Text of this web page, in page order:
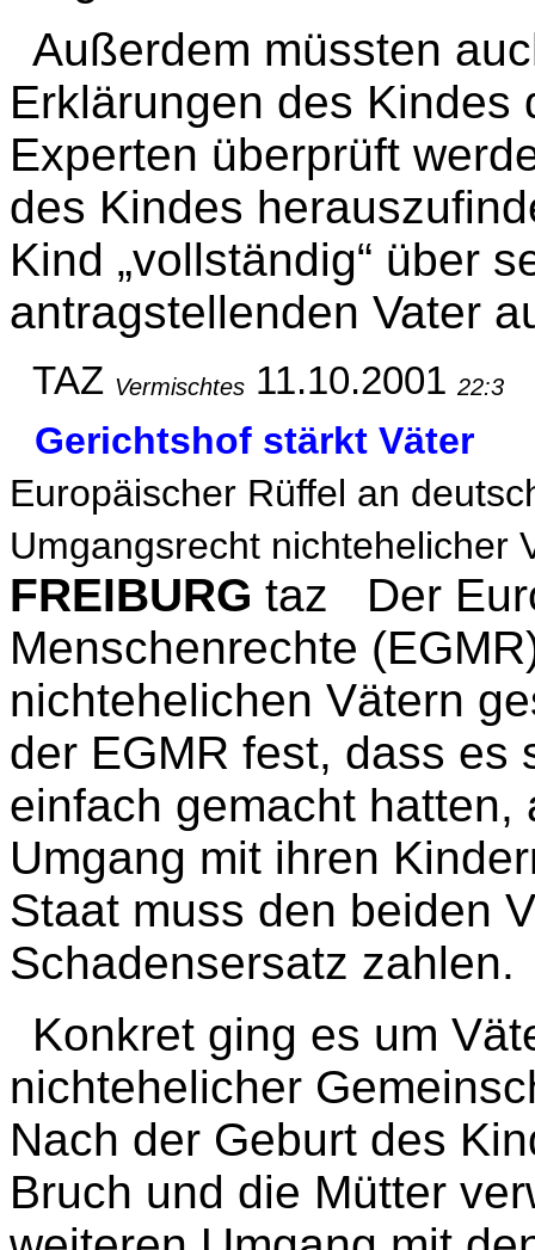
Außerdem müssten
Erklärungen des
Experten überprüft
des Kindes
Kind „vollständig“ über
antragstellenden Vater
TAZ Vermischtes11.10.2001 22:3
Gerichtshof stärkt Väter
Europäischer Rüffel an
Umgangsrecht nichtehelicher
FREIBURG taz
Der
Menschenrechte
nichtehelichen Vätern
der EGMR fest, dass es
einfach gemacht
Umgang mit ihren
Staat muss den beiden
Schadensersatz zahlen.
Konkret ging es um
nichtehelicher
Nach der Geburt des
Bruch und die Mütter